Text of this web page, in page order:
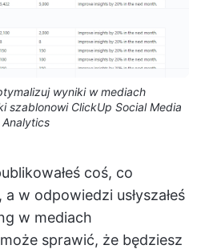
wyniki w mediach
szablonowi ClickUp Social Media
Analytics
coś, co
a w odpowiedzi usłyszałeś
w mediach
sprawić, że będziesz